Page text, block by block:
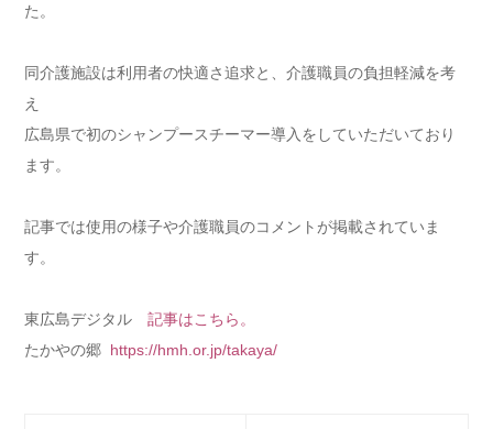
た。
同介護施設は利用者の快適さ追求と、介護職員の負担軽減を考
え
広島県で初のシャンプースチーマー導入をしていただいており
ます。
記事では使用の様子や介護職員のコメントが掲載されていま
す。
東広島デジタル 記事はこちら。
たかやの郷 https://hmh.or.jp/takaya/